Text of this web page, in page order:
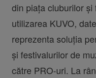
din piața cluburilor
utilizarea KUVO,
reprezenta soluția
și festivalurilor de
către PRO-uri. La